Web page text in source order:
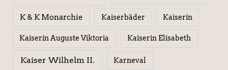
K & K Monarchie Kaiserbäder Kaiserin
Kaiserin Auguste Viktoria Kaiserin Elisabeth
Kaiser Wilhelm II. Karneval